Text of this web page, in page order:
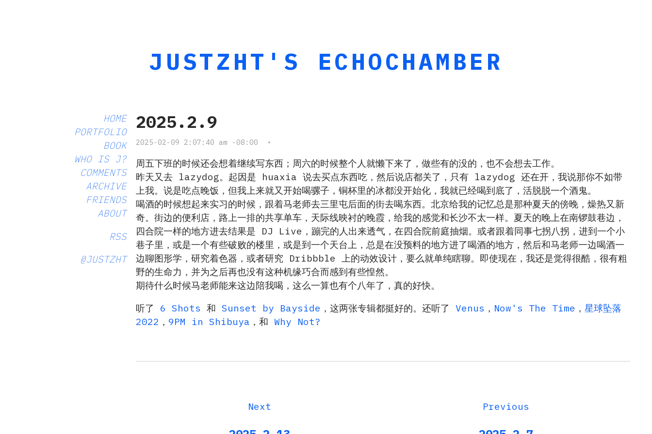
JUSTZHT'S ECHOCHAMBER
HOME
PORTFOLIO
BOOK
WHO IS J?
COMMENTS
ARCHIVE
FRIENDS
ABOUT
RSS
@JUSTZHT
2025.2.9
2025-02-09 2:07:40 am -08:00 •
周五下班的时候还会想着继续写东西；周六的时候整个人就懒下来了，做些有的没的，也不会想去工作。
昨天又去 lazydog。起因是 huaxia 说去买点东西吃，然后说店都关了，只有 lazydog 还在开，我说那你不如带
上我。说是吃点晚饭，但我上来就又开始喝骡子，铜杯里的冰都没开始化，我就已经喝到底了，活脱脱一个酒鬼。
喝酒的时候想起来实习的时候，跟着马老师去三里屯后面的街去喝东西。北京给我的记忆总是那种夏天的傍晚，燥热又新
奇。街边的便利店，路上一排的共享单车，天际线映衬的晚霞，给我的感觉和长沙不太一样。夏天的晚上在南锣鼓巷边，
四合院一样的地方进去结果是 DJ Live，蹦完的人出来透气，在四合院前庭抽烟。或者跟着同事七拐八拐，进到一个小
巷子里，或是一个有些破败的楼里，或是到一个天台上，总是在没预料的地方进了喝酒的地方，然后和马老师一边喝酒一
边聊图形学，研究着色器，或者研究 Dribbble 上的动效设计，要么就单纯瞎聊。即使现在，我还是觉得很酷，很有粗
野的生命力，并为之后再也没有这种机缘巧合而感到有些惶然。
期待什么时候马老师能来这边陪我喝，这么一算也有个八年了，真的好快。
听了 6 Shots 和Sunset by Bayside ，这两张专辑都挺好的。还听了Venus ， Now's The Time ，星球坠落
2022 ， 9PM in Shibuya ，和 Why Not?